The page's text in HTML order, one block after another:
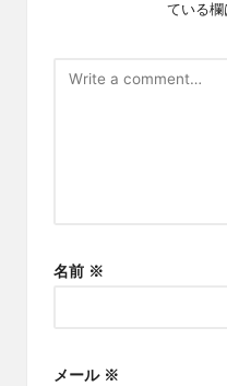
ている欄
名前 ※
メール ※